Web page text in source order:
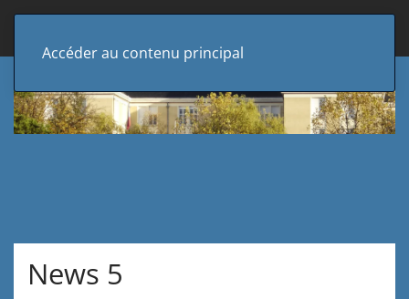
Accéder au contenu principal
News 5